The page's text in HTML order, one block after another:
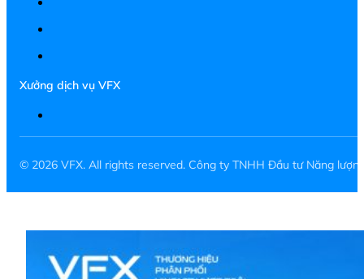
Xưởng dịch vụ VFX
© 2026 VFX. All rights reserved. Công ty TNHH Đầu tư Năng